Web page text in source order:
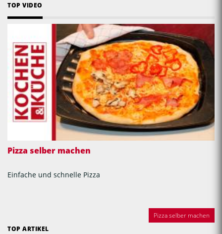
TOP VIDEO
Pizza selber machen
Einfache und schnelle Pizza
Pizza selber machen
TOP ARTIKEL